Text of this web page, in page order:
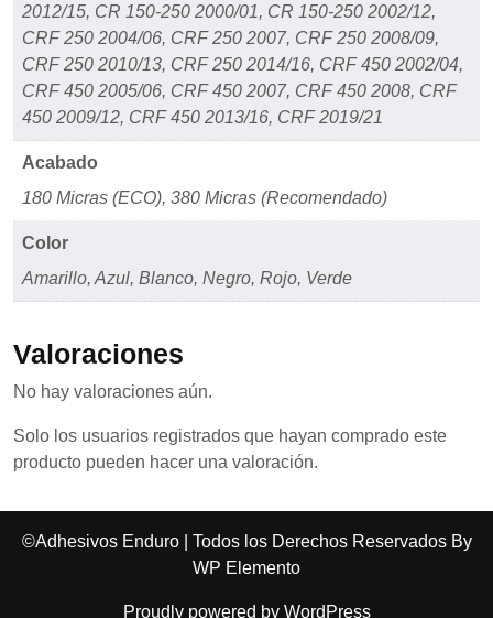
2012/15, CR 150-250 2000/01, CR 150-250 2002/12,
CRF 250 2004/06, CRF 250 2007, CRF 250 2008/09,
CRF 250 2010/13, CRF 250 2014/16, CRF 450 2002/04,
CRF 450 2005/06, CRF 450 2007, CRF 450 2008, CRF
450 2009/12, CRF 450 2013/16, CRF 2019/21
Acabado
180 Micras (ECO), 380 Micras (Recomendado)
Color
Amarillo, Azul, Blanco, Negro, Rojo, Verde
Valoraciones
No hay valoraciones aún.
Solo los usuarios registrados que hayan comprado este
producto pueden hacer una valoración.
©Adhesivos Enduro | Todos los Derechos Reservados By
WP Elemento
Proudly powered by WordPress